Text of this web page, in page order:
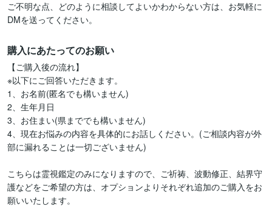
ご不明な点、どのように相談してよいかわからない方は、お気軽に
DMを送ってください。
購入にあたってのお願い
【ご購入後の流れ】
※以下にご回答いただきます。
1、お名前(匿名でも構いません)
2、生年月日
3、お住まい(県まででも構いません)
4、現在お悩みの内容を具体的にお話しください。(ご相談内容が外
部に漏れることは一切ございません)
こちらは霊視鑑定のみになりますので、ご祈祷、波動修正、結界守
護などをご希望の方は、オプションよりそれぞれ追加のご購入をお
願いいたします。